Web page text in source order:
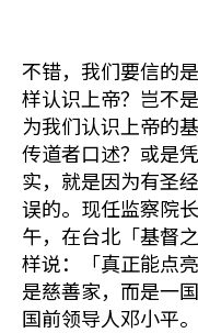
不错，我们要信的
样认识上帝？岂不
为我们认识上帝的
传道者口述？或是
实，就是因为有圣
误的。现任监察院
午，在台北「基督
样说：「真正能点
是慈善家，而是一
国前领导人邓小平。